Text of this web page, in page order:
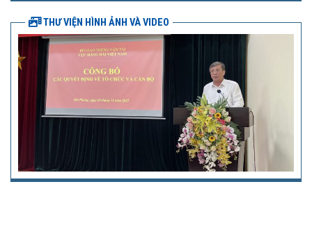
THƯ VIỆN HÌNH ẢNH VÀ VIDEO